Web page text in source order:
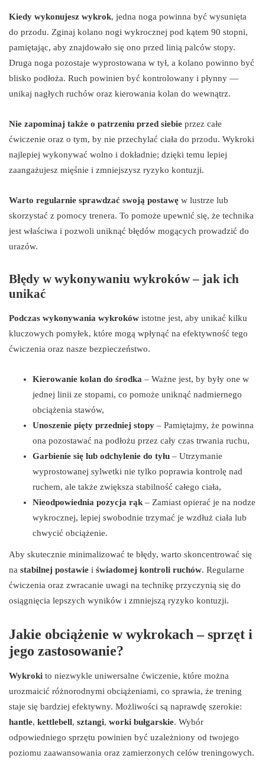
Kiedy wykonujesz wykrok, jedna noga powinna być wysunięta
do przodu. Zginaj kolano nogi wykrocznej pod kątem 90 stopni,
pamiętając, aby znajdowało się ono przed linią palców stopy.
Druga noga pozostaje wyprostowana w tył, a kolano powinno być
blisko podłoża. Ruch powinien być kontrolowany i płynny —
unikaj nagłych ruchów oraz kierowania kolan do wewnątrz.
Nie zapominaj także o patrzeniu przed siebie przez całe
ćwiczenie oraz o tym, by nie przechylać ciała do przodu. Wykroki
najlepiej wykonywać wolno i dokładnie; dzięki temu lepiej
zaangażujesz mięśnie i zmniejszysz ryzyko kontuzji.
Warto regularnie sprawdzać swoją postawę w lustrze lub
skorzystać z pomocy trenera. To pomoże upewnić się, że technika
jest właściwa i pozwoli uniknąć błędów mogących prowadzić do
urazów.
Błędy w wykonywaniu wykroków – jak ich
unikać
Podczas wykonywania wykroków istotne jest, aby unikać kilku
kluczowych pomyłek, które mogą wpłynąć na efektywność tego
ćwiczenia oraz nasze bezpieczeństwo.
Kierowanie kolan do środka – Ważne jest, by były one w
jednej linii ze stopami, co pomoże uniknąć nadmiernego
obciążenia stawów,
Unoszenie pięty przedniej stopy – Pamiętajmy, że powinna
ona pozostawać na podłożu przez cały czas trwania ruchu,
Garbienie się lub odchylenie do tyłu – Utrzymanie
wyprostowanej sylwetki nie tylko poprawia kontrolę nad
ruchem, ale także zwiększa stabilność całego ciała,
Nieodpowiednia pozycja rąk – Zamiast opierać je na nodze
wykrocznej, lepiej swobodnie trzymać je wzdłuż ciała lub
chwycić obciążenie.
Aby skutecznie minimalizować te błędy, warto skoncentrować się
na stabilnej postawie i świadomej kontroli ruchów. Regularne
ćwiczenia oraz zwracanie uwagi na technikę przyczynią się do
osiągnięcia lepszych wyników i zmniejszą ryzyko kontuzji.
Jakie obciążenie w wykrokach – sprzęt i
jego zastosowanie?
Wykroki to niezwykle uniwersalne ćwiczenie, które można
urozmaicić różnorodnymi obciążeniami, co sprawia, że trening
staje się bardziej efektywny. Możliwości są naprawdę szerokie:
hantle, kettlebell, sztangi, worki bułgarskie. Wybór
odpowiedniego sprzętu powinien być uzależniony od twojego
poziomu zaawansowania oraz zamierzonych celów treningowych.